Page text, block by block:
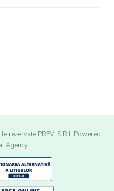
rezervate PREVI S.R.L Powered
Agency